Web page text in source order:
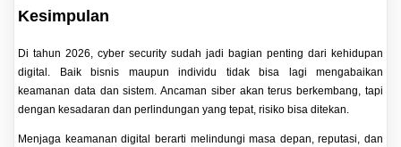
Kesimpulan
Di tahun 2026, cyber security sudah jadi bagian penting dari kehidupan
digital. Baik bisnis maupun individu tidak bisa lagi mengabaikan
keamanan data dan sistem. Ancaman siber akan terus berkembang, tapi
dengan kesadaran dan perlindungan yang tepat, risiko bisa ditekan.
Menjaga keamanan digital berarti melindungi masa depan, reputasi, dan